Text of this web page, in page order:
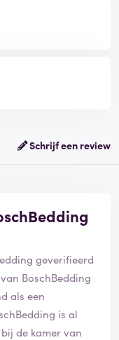
Schrijf een review
geverifieerd
BoschBedding
als een
is al
de kamer van